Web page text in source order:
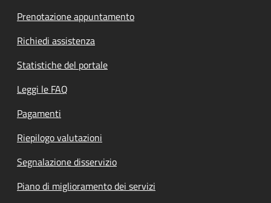
Prenotazione appuntamento
Richiedi assistenza
Statistiche del portale
Leggi le FAQ
Pagamenti
Riepilogo valutazioni
Segnalazione disservizio
Piano di miglioramento dei servizi